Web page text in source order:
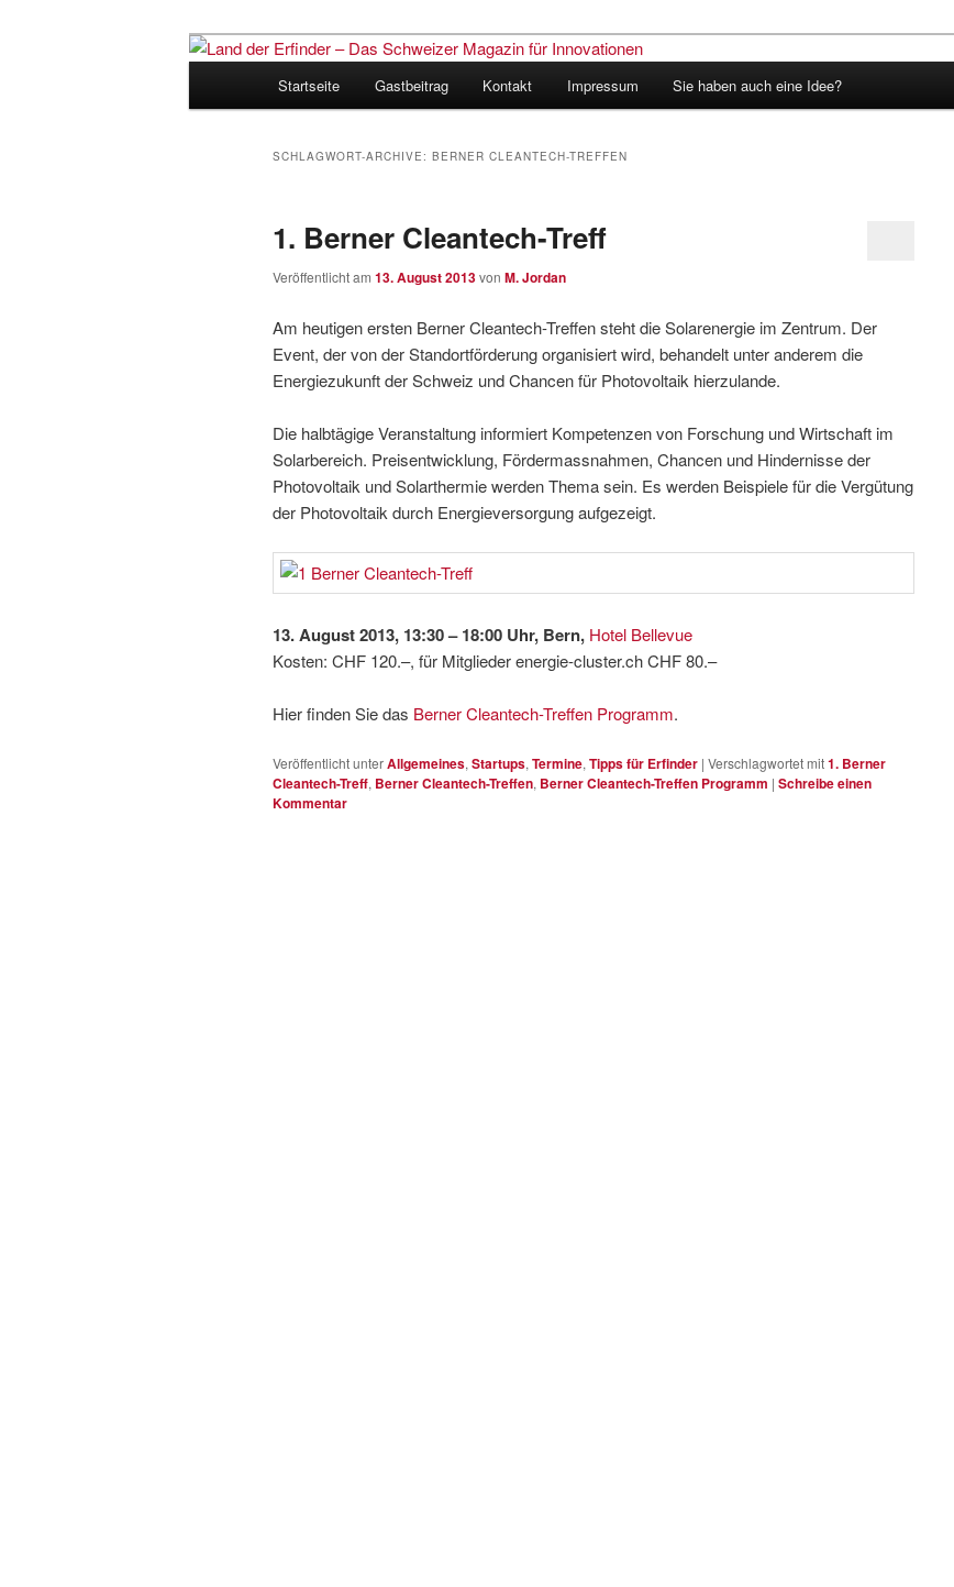
Land der Erfinder – Das Schweizer Magazin
für Innovationen
Startseite Gastbeitrag Kontakt Impressum Sie haben auch eine Idee?
SCHLAGWORT-ARCHIVE: BERNER CLEANTECH-TREFFEN
1. Berner Cleantech-Treff
Veröffentlicht am 13. August 2013von M. Jordan
Am heutigen ersten Berner Cleantech-Treffen steht die Solarenergie im Zentrum. Der
Event, der von der Standortförderung organisiert wird, behandelt unter anderem die
Energiezukunft der Schweiz und Chancen für Photovoltaik hierzulande.
Die halbtägige Veranstaltung informiert Kompetenzen von Forschung und Wirtschaft im
Solarbereich. Preisentwicklung, Fördermassnahmen, Chancen und Hindernisse der
Photovoltaik und Solarthermie werden Thema sein. Es werden Beispiele für die Vergütung
der Photovoltaik durch Energieversorgung aufgezeigt.
13. August 2013, 13:30 – 18:00 Uhr, Bern, Hotel Bellevue
Kosten: CHF 120.–, für Mitglieder energie-cluster.ch CHF 80.–
Hier finden Sie das Berner Cleantech-Treffen Programm.
Veröffentlicht unterAllgemeines,Startups,Termine,Tipps für Erfinder | Verschlagwortet mit1. Berner
Cleantech-Treff, Berner Cleantech-Treffen, Berner Cleantech-Treffen Programm | Schreibe einen
Kommentar